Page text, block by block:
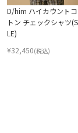
D/him ハイカウントコ
トン チェックシャツ
LE)
¥32,450(税込)